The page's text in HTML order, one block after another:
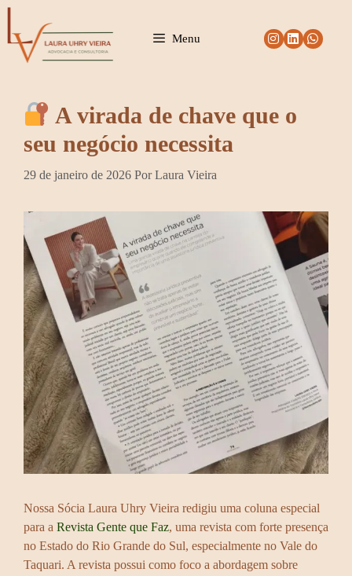
Pular
conteúdo
Menu
A virada de chave que o
seu negócio necessita
29 de janeiro de 2026 PorLaura Vieira
Nossa Sócia Laura Uhry Vieira redigiu uma coluna especial
para a Revista Gente que Faz, uma revista com forte presença
no Estado do Rio Grande do Sul, especialmente no Vale do
Taquari. A revista possui como foco a abordagem sobre